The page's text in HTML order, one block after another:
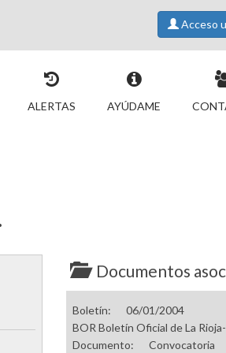
Acceso
ALERTAS AYÚDAME
Documentos
Boletín:
06/01/2004
BOR Boletín Oficial de La Rioja-
Documento:
Convocatoria